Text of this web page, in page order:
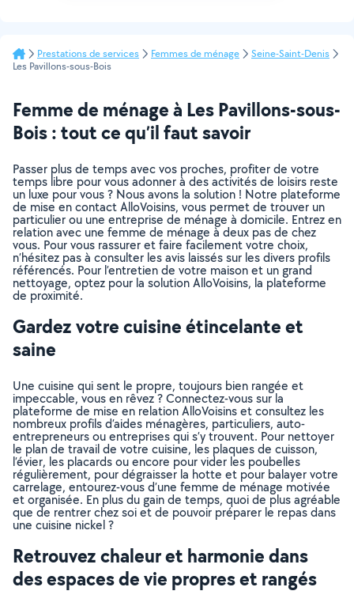
Prestations de services Femmes de ménage
Seine-Saint-Denis
Les Pavillons-sous-Bois
Femme de ménage à Les Pavillons-sous-
Bois : tout ce qu’il faut savoir
Passer plus de temps avec vos proches, profiter de votre
temps libre pour vous adonner à des activités de loisirs reste
un luxe pour vous ? Nous avons la solution ! Notre plateforme
de mise en contact AlloVoisins, vous permet de trouver un
particulier ou une entreprise de ménage à domicile. Entrez en
relation avec une femme de ménage à deux pas de chez
vous. Pour vous rassurer et faire facilement votre choix,
n’hésitez pas à consulter les avis laissés sur les divers profils
référencés. Pour l’entretien de votre maison et un grand
nettoyage, optez pour la solution AlloVoisins, la plateforme
de proximité.
Gardez votre cuisine étincelante et
saine
Une cuisine qui sent le propre, toujours bien rangée et
impeccable, vous en rêvez ? Connectez-vous sur la
plateforme de mise en relation AlloVoisins et consultez les
nombreux profils d’aides ménagères, particuliers, auto-
entrepreneurs ou entreprises qui s’y trouvent. Pour nettoyer
le plan de travail de votre cuisine, les plaques de cuisson,
l’évier, les placards ou encore pour vider les poubelles
régulièrement, pour dégraisser la hotte et pour balayer votre
carrelage, entourez-vous d’une femme de ménage motivée
et organisée. En plus du gain de temps, quoi de plus agréable
que de rentrer chez soi et de pouvoir préparer le repas dans
une cuisine nickel ?
Retrouvez chaleur et harmonie dans
des espaces de vie propres et rangés